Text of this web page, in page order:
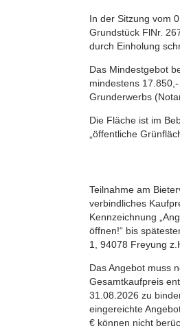
In der Sitzung vom
Grundstück FlNr.
durch Einholung
Das Mindestgebot
mindestens
Grunderwerbs
Die Fläche ist im
„öffentliche
Teilnahme am
verbindliches
Kennzeichnung
öffnen!“ bis
1, 94078 Freyung
Das Angebot muss
Gesamtkaufpreis
31.08.2026 zu
eingereichte
€ können nicht